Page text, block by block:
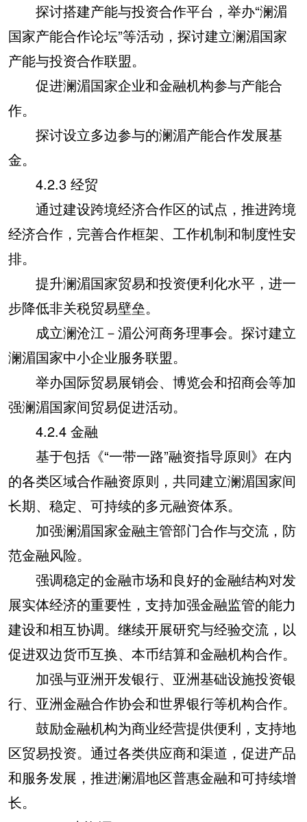
探讨搭建产能与投资合作平台，举办“澜湄
国家产能合作论坛”等活动，探讨建立澜湄国家
产能与投资合作联盟。
促进澜湄国家企业和金融机构参与产能合
作。
探讨设立多边参与的澜湄产能合作发展基
金。
4.2.3 经贸
通过建设跨境经济合作区的试点，推进跨境
经济合作，完善合作框架、工作机制和制度性安
排。
提升澜湄国家贸易和投资便利化水平，进一
步降低非关税贸易壁垒。
成立澜沧江－湄公河商务理事会。探讨建立
澜湄国家中小企业服务联盟。
举办国际贸易展销会、博览会和招商会等加
强澜湄国家间贸易促进活动。
4.2.4 金融
基于包括《“一带一路”融资指导原则》在内
的各类区域合作融资原则，共同建立澜湄国家间
长期、稳定、可持续的多元融资体系。
加强澜湄国家金融主管部门合作与交流，防
范金融风险。
强调稳定的金融市场和良好的金融结构对发
展实体经济的重要性，支持加强金融监管的能力
建设和相互协调。继续开展研究与经验交流，以
促进双边货币互换、本币结算和金融机构合作。
加强与亚洲开发银行、亚洲基础设施投资银
行、亚洲金融合作协会和世界银行等机构合作。
鼓励金融机构为商业经营提供便利，支持地
区贸易投资。通过各类供应商和渠道，促进产品
和服务发展，推进澜湄地区普惠金融和可持续增
长。